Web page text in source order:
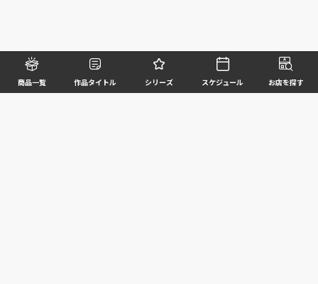
商品一覧 作品タイトル シリーズ スケジュール お店を探す